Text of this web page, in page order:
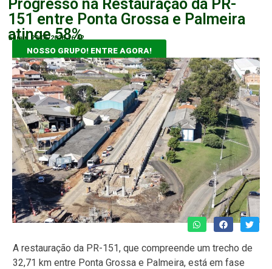
Progresso na Restauração da PR-
151 entre Ponta Grossa e Palmeira
atinge 58%
admin 29/06/2026 16:42
NOSSO GRUPO! ENTRE AGORA!
A restauração da PR-151, que compreende um trecho de
32,71 km entre Ponta Grossa e Palmeira, está em fase